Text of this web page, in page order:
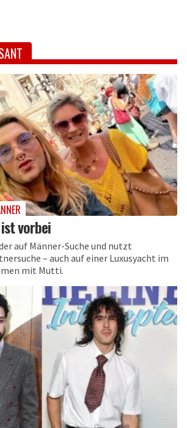
vorbei
auf Männer-Suche und nutzt
– auch auf einer Luxusyacht im
mit Mutti.